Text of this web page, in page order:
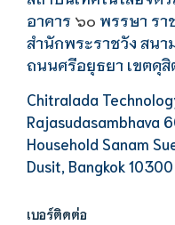
อาคาร ๖๐ พรรษา รา
สำนักพระราชวัง สนา
ถนนศรีอยุธยา เขตดุสิ
Chitralada
Rajasudasambhava
Household Sanam
Dusit, Bangkok 10300
เบอร์ติดต่อ